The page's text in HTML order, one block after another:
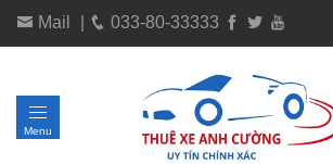
Mail 033-80-33333
Menu